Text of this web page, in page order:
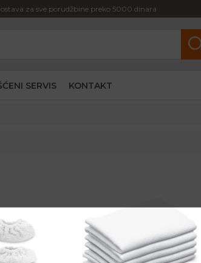
za sve porudžbine preko 5000 dinara
SERVIS KONTAKT